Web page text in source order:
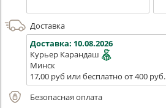
Доставка
Доставка: 10.08.2026
Курьер Карандаш
Минск
17,00 руб или бесплатно от 400 руб.
Безопасная оплата